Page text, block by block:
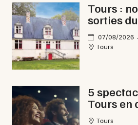
Tours :
sorties
07/08/2026
Tours
5
Tours en
Tours